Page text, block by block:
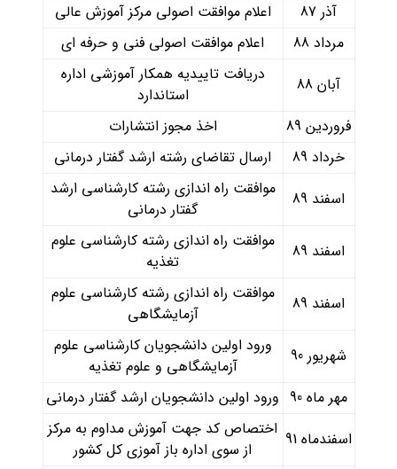
آذر 87
اعلام موافقت اصولی مرکز آموزش عالی
مرداد 88
اعلام موافقت اصولی فنی و حرفه ای
آبان 88
دریافت تاییدیه همکار آموزشی اداره
استاندارد
فروردین 89
اخذ مجوز انتشارات
خرداد 89
ارسال تقاضای رشته ارشد گفتار درمانی
اسفند 89
موافقت راه اندازی رشته کارشناسی ارشد
گفتار درمانی
اسفند 89
موافقت راه اندازی رشته کارشناسی علوم
تغذیه
اسفند 89
موافقت راه اندازی رشته کارشناسی علوم
آزمایشگاهی
شهریور 90
ورود اولین دانشجویان کارشناسی علوم
آزمایشگاهی و علوم تغذیه
مهر ماه 90
ورود اولین دانشجویان ارشد گفتار درمانی
اسفندماه 91
اختصاص کد جهت آموزش مداوم به مرکز
از سوی اداره باز آموزی کل کشور